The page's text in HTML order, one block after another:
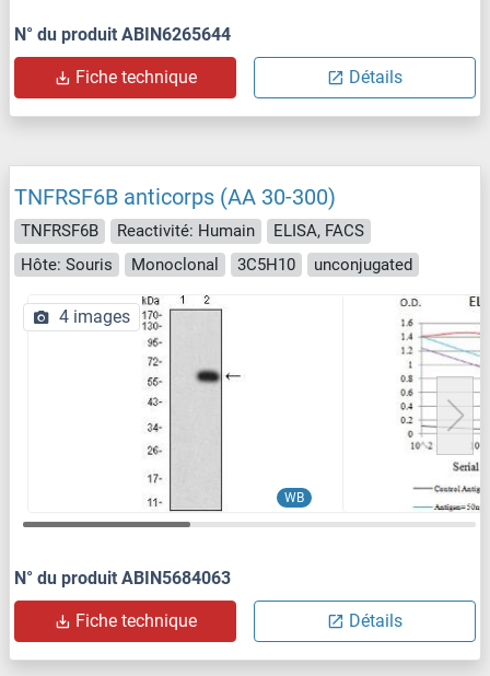
N° du produit ABIN6265644
Fiche technique Détails
TNFRSF6B anticorps (AA 30-300)
TNFRSF6B Reactivité: Humain
ELISA, FACS
Hôte: Souris
Monoclonal 3C5H10 unconjugated
WB
4 images
N° du produit ABIN5684063
Fiche technique Détails